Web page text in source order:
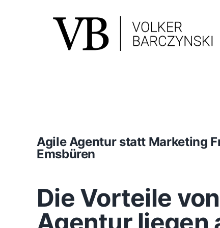
Agile Agentur statt Marketing
Emsbüren
Die Vorteile
Agentur liegen